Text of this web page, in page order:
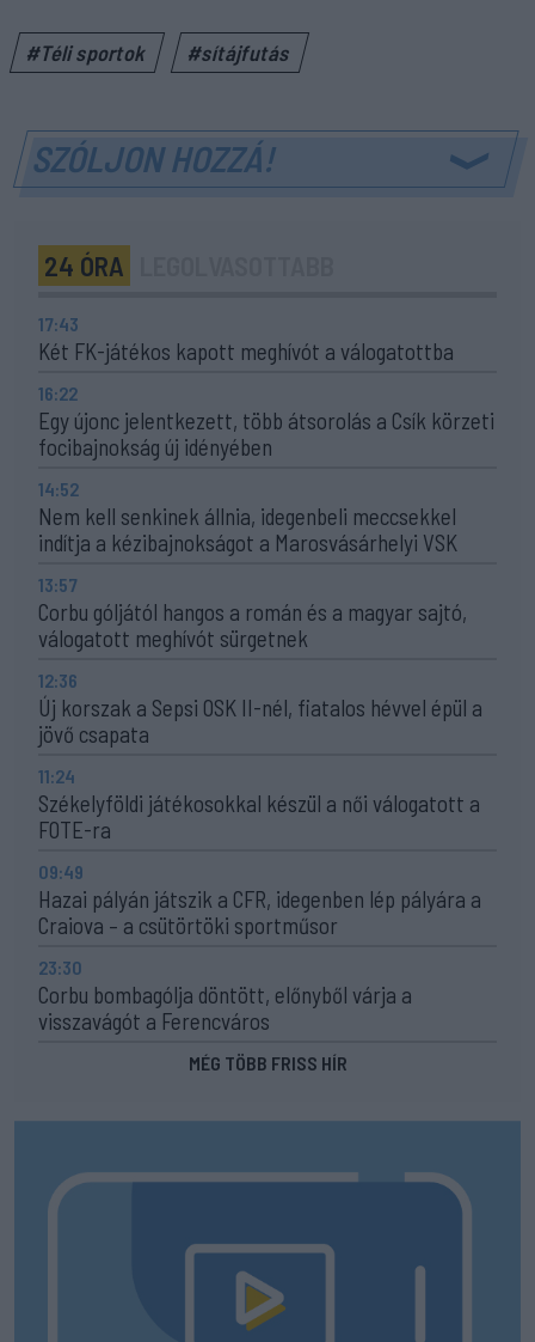
#Téli sportok #sítájfutás
SZÓLJON HOZZÁ!
24 ÓRA
17:43
Két FK-játékos kapott meghívót a válogatottba
16:22
Egy újonc jelentkezett, több átsorolás a Csík körzeti
focibajnokság új idényében
14:52
Nem kell senkinek állnia, idegenbeli meccsekkel
indítja a kézibajnokságot a Marosvásárhelyi VSK
13:57
Corbu góljától hangos a román és a magyar sajtó,
válogatott meghívót sürgetnek
12:36
Új korszak a Sepsi OSK II-nél, fiatalos hévvel épül a
jövő csapata
11:24
Székelyföldi játékosokkal készül a női válogatott a
FOTE-ra
09:49
Hazai pályán játszik a CFR, idegenben lép pályára a
Craiova – a csütörtöki sportműsor
23:30
Corbu bombagólja döntött, előnyből várja a
visszavágót a Ferencváros
MÉG TÖBB FRISS HÍR